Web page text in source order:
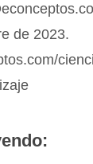
de 2023.